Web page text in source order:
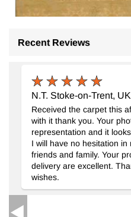
Yeni El Dokuma
343 cm x 480 cm
547.202TL
Recent Reviews
N.T. Stoke-on-Trent, UK
Received the carpet this
with it thank you. Your
representation and it
I will have no hesitation
friends and family. Your
delivery are excellent.
wishes.